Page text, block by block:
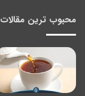
محبوب ترین مقالات